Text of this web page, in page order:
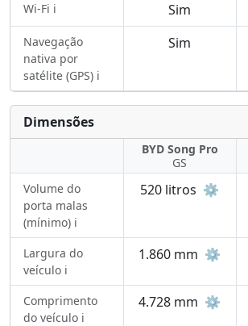
Wi-Fi ℹ️ Sim
Navegação
nativa por
satélite (GPS) ℹ️
Sim
Dimensões
BYD Song Pro
GS
Volume do
porta malas
(mínimo) ℹ️
520 litros ⚙️
Largura do
veículo ℹ️
1.860 mm ⚙️
Comprimento
do veículo ℹ️
4.728 mm ⚙️